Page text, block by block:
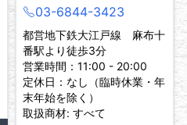
03-6844-3423
都営地下鉄大江戸線 麻布十
番駅より徒歩3分
営業時間：11:00 - 20:00
定休日：なし（臨時休業・年
末年始を除く）
取扱商材: すべて